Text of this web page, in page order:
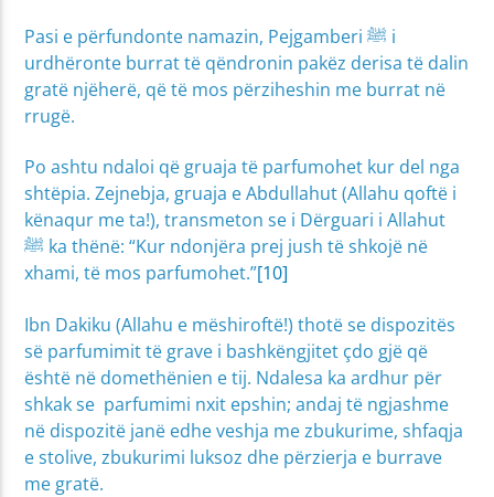
Pasi e përfundonte namazin, Pejgamberi ﷺ i
urdhëronte burrat të qëndronin pakëz derisa të dalin
gratë njëherë, që të mos përziheshin me burrat në
rrugë.
Po ashtu ndaloi që gruaja të parfumohet kur del nga
shtëpia. Zejnebja, gruaja e Abdullahut (Allahu qoftë i
kënaqur me ta!), transmeton se i Dërguari i Allahut
ﷺ ka thënë: “Kur ndonjëra prej jush të shkojë në
xhami, të mos parfumohet.”[10]
Ibn Dakiku (Allahu e mëshiroftë!) thotë se dispozitës
së parfumimit të grave i bashkëngjitet çdo gjë që
është në domethënien e tij. Ndalesa ka ardhur për
shkak se parfumimi nxit epshin; andaj të ngjashme
në dispozitë janë edhe veshja me zbukurime, shfaqja
e stolive, zbukurimi luksoz dhe përzierja e burrave
me gratë.